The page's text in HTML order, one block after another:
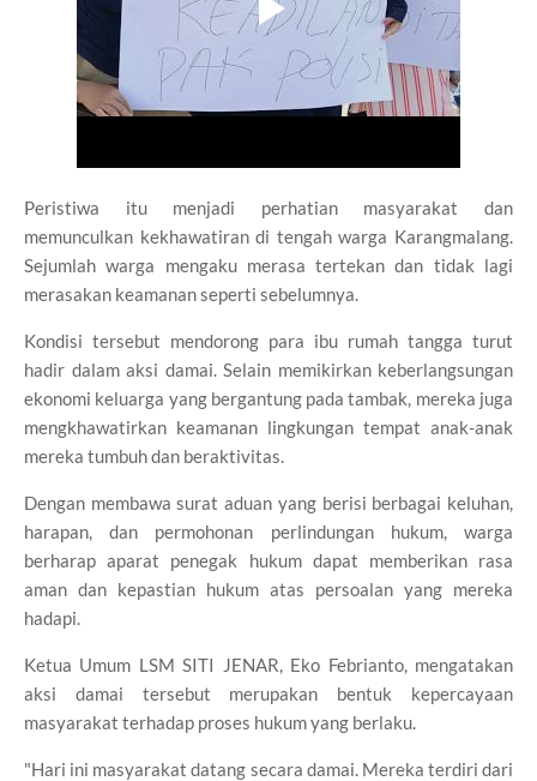
Peristiwa itu menjadi perhatian masyarakat dan
memunculkan kekhawatiran di tengah warga Karangmalang.
Sejumlah warga mengaku merasa tertekan dan tidak lagi
merasakan keamanan seperti sebelumnya.
Kondisi tersebut mendorong para ibu rumah tangga turut
hadir dalam aksi damai. Selain memikirkan keberlangsungan
ekonomi keluarga yang bergantung pada tambak, mereka juga
mengkhawatirkan keamanan lingkungan tempat anak-anak
mereka tumbuh dan beraktivitas.
Dengan membawa surat aduan yang berisi berbagai keluhan,
harapan, dan permohonan perlindungan hukum, warga
berharap aparat penegak hukum dapat memberikan rasa
aman dan kepastian hukum atas persoalan yang mereka
hadapi.
Ketua Umum LSM SITI JENAR, Eko Febrianto, mengatakan
aksi damai tersebut merupakan bentuk kepercayaan
masyarakat terhadap proses hukum yang berlaku.
"Hari ini masyarakat datang secara damai. Mereka terdiri dari